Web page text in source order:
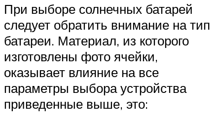
При выборе солнечных батарей
следует обратить внимание на тип
батареи. Материал, из которого
изготовлены фото ячейки,
оказывает влияние на все
параметры выбора устройства
приведенные выше, это: